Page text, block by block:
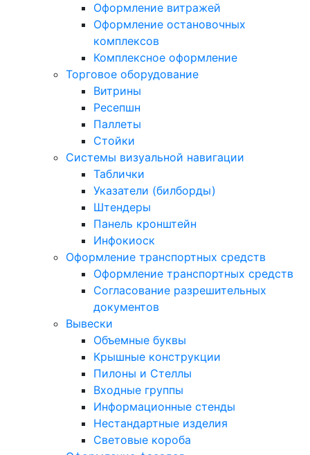
Оформление витражей
Оформление остановочных
комплексов
Комплексное оформление
Торговое оборудование
Витрины
Ресепшн
Паллеты
Стойки
Системы визуальной навигации
Таблички
Указатели (билборды)
Штендеры
Панель кронштейн
Инфокиоск
Оформление транспортных средств
Оформление транспортных средств
Согласование разрешительных
документов
Вывески
Объемные буквы
Крышные конструкции
Пилоны и Стеллы
Входные группы
Информационные стенды
Нестандартные изделия
Световые короба